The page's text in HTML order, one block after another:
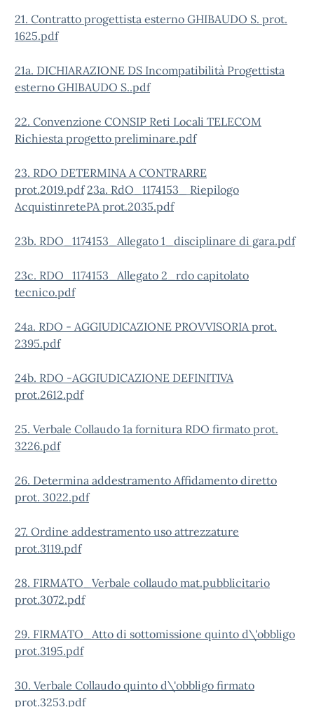
21. Contratto progettista esterno GHIBAUDO S. prot.
1625.pdf
21a. DICHIARAZIONE DS Incompatibilità Progettista
esterno GHIBAUDO S..pdf
22. Convenzione CONSIP Reti Locali TELECOM
Richiesta progetto preliminare.pdf
23. RDO DETERMINA A CONTRARRE
prot.2019.pdf 23a. RdO_1174153_ Riepilogo
AcquistinretePA prot.2035.pdf
23b. RDO_1174153_Allegato 1_disciplinare di gara.pdf
23c. RDO_1174153_Allegato 2_rdo capitolato
tecnico.pdf
24a. RDO - AGGIUDICAZIONE PROVVISORIA prot.
2395.pdf
24b. RDO -AGGIUDICAZIONE DEFINITIVA
prot.2612.pdf
25. Verbale Collaudo 1a fornitura RDO firmato prot.
3226.pdf
26. Determina addestramento Affidamento diretto
prot. 3022.pdf
27. Ordine addestramento uso attrezzature
prot.3119.pdf
28. FIRMATO_Verbale collaudo mat.pubblicitario
prot.3072.pdf
29. FIRMATO_Atto di sottomissione quinto d\'obbligo
prot.3195.pdf
30. Verbale Collaudo quinto d\'obbligo firmato
prot.3253.pdf